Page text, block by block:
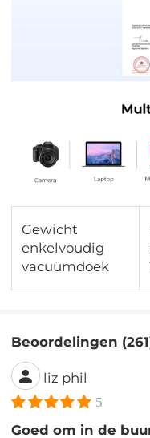
Gewicht
enkelvoudig
vacuümdoek
Beoordelingen
liz phil
5
Goed om in de